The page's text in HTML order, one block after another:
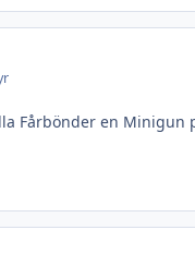
Fårbönder en